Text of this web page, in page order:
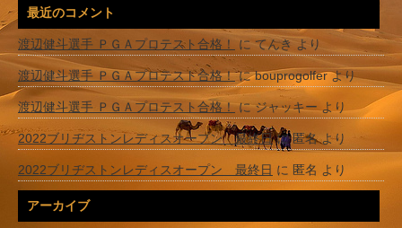
最近のコメント
渡辺健斗選手 ＰＧＡプロテスト合格！ にてんき より
渡辺健斗選手 ＰＧＡプロテスト合格！にbouprogolferより
渡辺健斗選手 ＰＧＡプロテスト合格！にジャッキーより
2022ブリヂストンレディスオープン 最終日に匿名より
2022ブリヂストンレディスオープン 最終日 に 匿名 より
アーカイブ